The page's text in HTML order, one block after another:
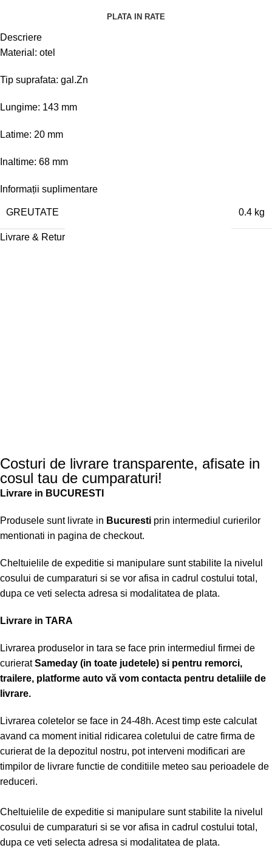
PLATA IN RATE
Descriere
Material: otel
Tip suprafata: gal.Zn
Lungime: 143 mm
Latime: 20 mm
Inaltime: 68 mm
Informații suplimentare
GREUTATE 0.4 kg
Livrare & Retur
Costuri de livrare transparente, afisate in
cosul tau de cumparaturi!
Livrare in BUCURESTI
Produsele sunt livrate in Bucuresti prin intermediul curierilor
mentionati in pagina de checkout.
Cheltuielile de expeditie si manipulare sunt stabilite la nivelul
cosului de cumparaturi si se vor afisa in cadrul costului total,
dupa ce veti selecta adresa si modalitatea de plata.
Livrare in TARA
Livrarea produselor in tara se face prin intermediul firmei de
curieratSameday (in toate judetele) si pentru remorci,
trailere, platforme auto vă vom contacta pentru detaliile de
livrare.
Livrarea coletelor se face in 24-48h. Acest timp este calculat
avand ca moment initial ridicarea coletului de catre firma de
curierat de la depozitul nostru, pot interveni modificari are
timpilor de livrare functie de conditiile meteo sau perioadele de
reduceri.
Cheltuielile de expeditie si manipulare sunt stabilite la nivelul
cosului de cumparaturi si se vor afisa in cadrul costului total,
dupa ce veti selecta adresa si modalitatea de plata.